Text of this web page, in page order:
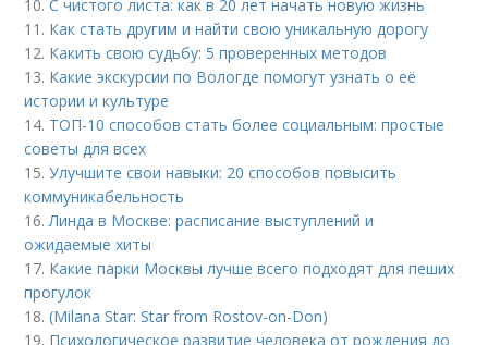
10.С чистого листа: как в 20 лет начать новую жизнь
11. Как стать другим и найти свою уникальную дорогу
12. Какить свою судьбу: 5 проверенных методов
13. Какие экскурсии по Вологде помогут узнать о её
истории и культуре
14. ТОП-10 способов стать более социальным: простые
советы для всех
15.Улучшите свои навыки: 20 способов повысить
коммуникабельность
16. Линда в Москве: расписание выступлений и
ожидаемые хиты
17. Какие парки Москвы лучше всего подходят для пеших
прогулок
18.(Milana Star: Star from Rostov-on-Don)
19. Психологическое развитие человека от рождения до